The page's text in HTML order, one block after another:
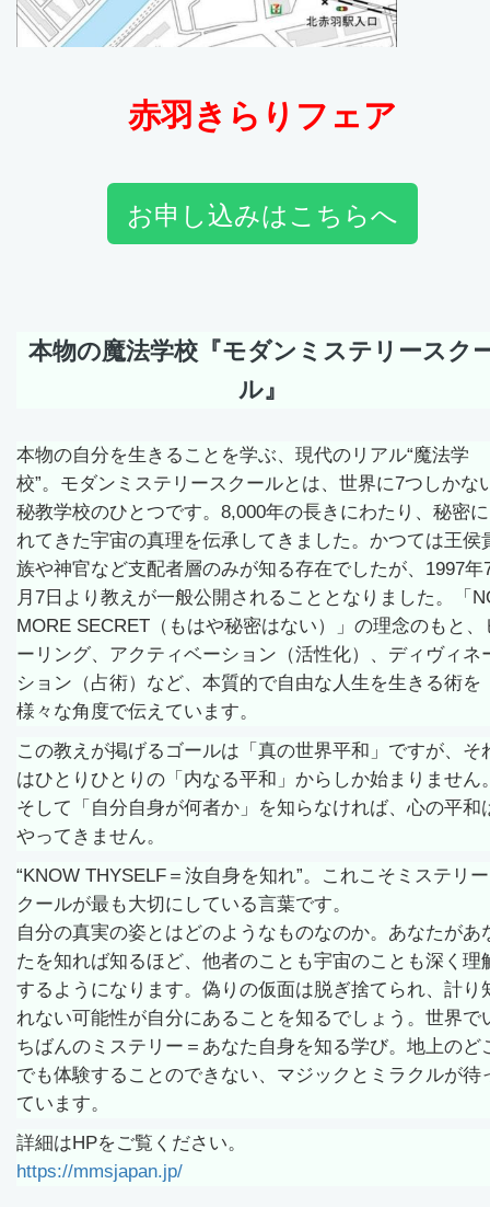
赤羽きらりフェア
お申し込みはこちらへ
本物の魔法学校『モダンミステリースク
ル』
本物の自分を生きることを学ぶ、現代のリアル“魔法学
校”。モダンミステリースクールとは、世界に7つしかな
秘教学校のひとつです。8,000年の長きにわたり、秘密
れてきた宇宙の真理を伝承してきました。かつては王侯
族や神官など支配者層のみが知る存在でしたが、1997年
月7日より教えが一般公開されることとなりました。「
MORE SECRET（もはや秘密はない）」の理念のもと、
ーリング、アクティベーション（活性化）、ディヴィネ
ション（占術）など、本質的で自由な人生を生きる術を
様々な角度で伝えています。
この教えが掲げるゴールは「真の世界平和」ですが、そ
はひとりひとりの「内なる平和」からしか始まりません
そして「自分自身が何者か」を知らなければ、心の平和
やってきません。
“KNOW THYSELF＝汝自身を知れ”。これこそミステリ
クールが最も大切にしている言葉です。
自分の真実の姿とはどのようなものなのか。あなたがあ
たを知れば知るほど、他者のことも宇宙のことも深く理
するようになります。偽りの仮面は脱ぎ捨てられ、計り
れない可能性が自分にあることを知るでしょう。世界で
ちばんのミステリー＝あなた自身を知る学び。地上のど
でも体験することのできない、マジックとミラクルが待
ています。
詳細はHPをご覧ください。
https://mmsjapan.jp/